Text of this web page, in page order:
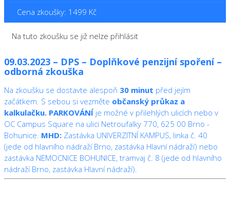
Cena zkoušky: 1499 Kč
Na tuto zkoušku se již nelze přihlásit
09.03.2023 – DPS – Doplňkové penzijní spoření –
odborná zkouška
Na zkoušku se dostavte alespoň 30 minut před jejím
začátkem. S sebou si vezměte občanský průkaz a
kalkulačku. PARKOVÁNÍ je možné v přilehlých ulicích nebo v
OC Campus Square na ulici Netroufalky 770, 625 00 Brno -
Bohunice. MHD: Zastávka UNIVERZITNÍ KAMPUS, linka č. 40
(jede od hlavního nádraží Brno, zastávka Hlavní nádraží) nebo
zastávka NEMOCNICE BOHUNICE, tramvaj č. 8 (jede od hlavního
nádraží Brno, zastávka Hlavní nádraží).